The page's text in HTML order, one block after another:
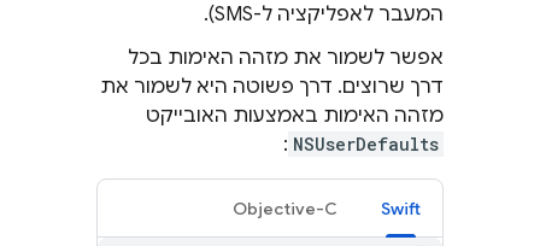
המעבר לאפליקציה ל-SMS).
אפשר לשמור את מזהה האימות בכל
דרך שרוצים. דרך פשוטה היא לשמור את
מזהה האימות באמצעות האובייקט
NSUserDefaults
:
Swift
Objective-C